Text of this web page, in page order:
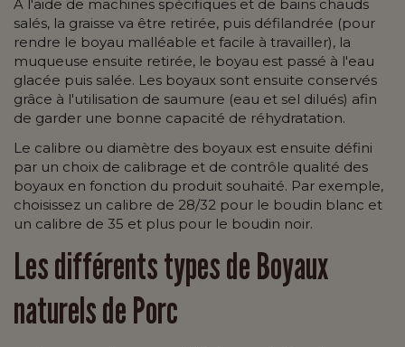
A l'aide de machines spécifiques et de bains chauds
salés, la graisse va être retirée, puis défilandrée (pour
rendre le boyau malléable et facile à travailler), la
muqueuse ensuite retirée, le boyau est passé à l'eau
glacée puis salée. Les boyaux sont ensuite conservés
grâce à l'utilisation de saumure (eau et sel dilués) afin
de garder une bonne capacité de réhydratation.
Le calibre ou diamètre des boyaux est ensuite défini
par un choix de calibrage et de contrôle qualité des
boyaux en fonction du produit souhaité. Par exemple,
choisissez un calibre de 28/32 pour le boudin blanc et
un calibre de 35 et plus pour le boudin noir.
Les différents types de Boyaux
naturels de Porc